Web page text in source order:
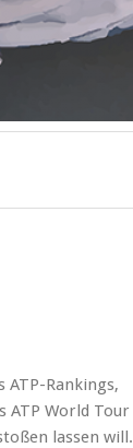
Rankings,
ATP World Tour
lassen will.